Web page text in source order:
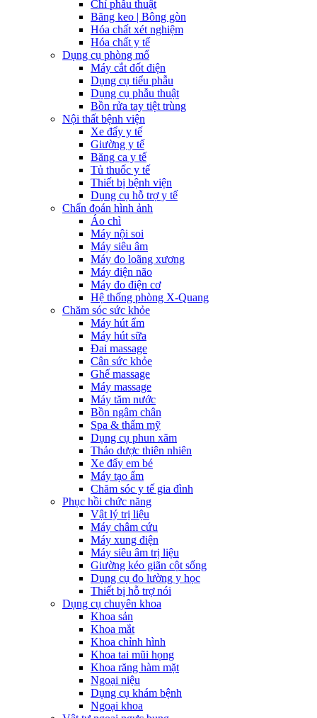
Chỉ phẫu thuật
Băng keo | Bông gòn
Hóa chất xét nghiệm
Hóa chất y tế
Dụng cụ phòng mổ
Máy cắt đốt điện
Dụng cụ tiểu phẫu
Dụng cụ phẫu thuật
Bồn rửa tay tiệt trùng
Nội thất bệnh viện
Xe đẩy y tế
Giường y tế
Băng ca y tế
Tủ thuốc y tế
Thiết bị bệnh viện
Dụng cụ hỗ trợ y tế
Chẩn đoán hình ảnh
Áo chì
Máy nội soi
Máy siêu âm
Máy đo loãng xương
Máy điện não
Máy đo điện cơ
Hệ thống phòng X-Quang
Chăm sóc sức khỏe
Máy hút ẩm
Máy hút sữa
Đai massage
Cân sức khỏe
Ghế massage
Máy massage
Máy tăm nước
Bồn ngâm chân
Spa & thẩm mỹ
Dụng cụ phun xăm
Thảo dược thiên nhiên
Xe đẩy em bé
Máy tạo ẩm
Chăm sóc y tế gia đình
Phục hồi chức năng
Vật lý trị liệu
Máy châm cứu
Máy xung điện
Máy siêu âm trị liệu
Giường kéo giãn cột sống
Dụng cụ đo lường y học
Thiết bị hỗ trợ nói
Dụng cụ chuyên khoa
Khoa sản
Khoa mắt
Khoa chỉnh hình
Khoa tai mũi họng
Khoa răng hàm mặt
Ngoại niệu
Dụng cụ khám bệnh
Ngoại khoa